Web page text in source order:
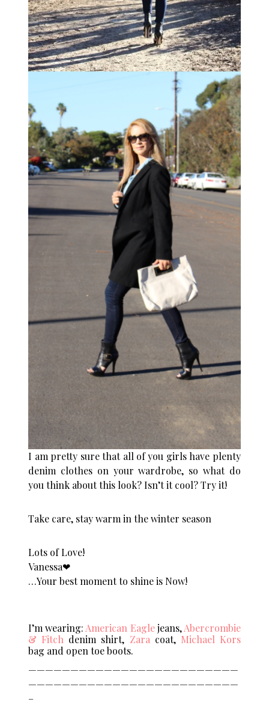
I am pretty sure that all of you girls have plenty
denim clothes on your wardrobe, so what do
you think about this look? Isn’t it cool? Try it!
Take care, stay warm in the winter season
Lots of Love!
Vanessa❤︎
…Your best moment to shine is Now!
I’m wearing: American Eaglejeans,Abercrombie
& Fitch denim shirt, Zara coat, Michael Kors
bag and open toe boots.
—————————————————————————
—————————————————————————
–